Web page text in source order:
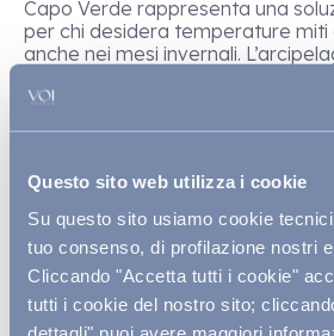
Questo sito web utilizza i cookie
Su questo sito usiamo cookie
tuo consenso, di profilazione nostri
Cliccando "Accetta tutti i cookie"
tutti i cookie del nostro sito;
Capo Verde rappresenta una
per chi desidera temperature miti
anche nei mesi invernali.
largo delle coste del Senegal, è
per chi si chiede
dove andare
di Capo Verdesi trovano proprio
sabbia biancache sembrano
lambite da venti leggeri e perfette
silenzio, mare e una connessione
natura. Anche le Canarie restano
europea per chi non vuole
gennaio o a marzo. Tenerife,